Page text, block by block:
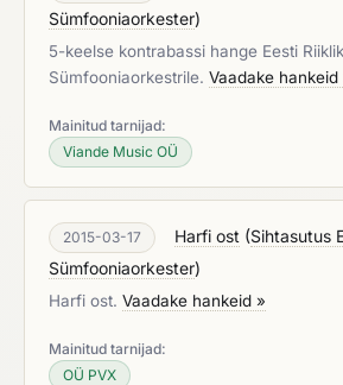
Sümfooniaorkester)
5-keelse kontrabassi hange Eesti
Sümfooniaorkestrile. Vaadake hankeid
Mainitud tarnijad:
Viande Music OÜ
2015-03-17 Harfi ost (Sihtasutus
Sümfooniaorkester)
Harfi ost. Vaadake hankeid »
Mainitud tarnijad:
OÜ PVX